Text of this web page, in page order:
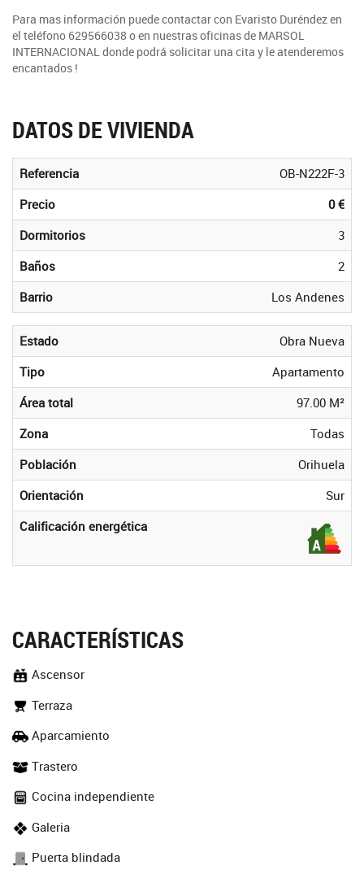
Para mas información puede contactar con Evaristo Duréndez en
el teléfono 629566038 o en nuestras oficinas de MARSOL
INTERNACIONAL donde podrá solicitar una cita y le atenderemos
encantados !
DATOS DE VIVIENDA
Referencia
OB-N222F-3
Precio
0 €
Dormitorios
3
Baños
2
Barrio
Los Andenes
Estado
Obra Nueva
Tipo
Apartamento
Área total
97.00 M²
Zona
Todas
Población
Orihuela
Orientación
Sur
Calificación energética
CARACTERÍSTICAS
Ascensor
Terraza
Aparcamiento
Trastero
Cocina independiente
Galeria
Puerta blindada